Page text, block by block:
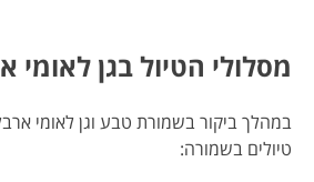
מסלולי הטיול בגן לאומי
במהלך ביקור בשמורת טבע וגן לאומי
טיולים בשמורה: